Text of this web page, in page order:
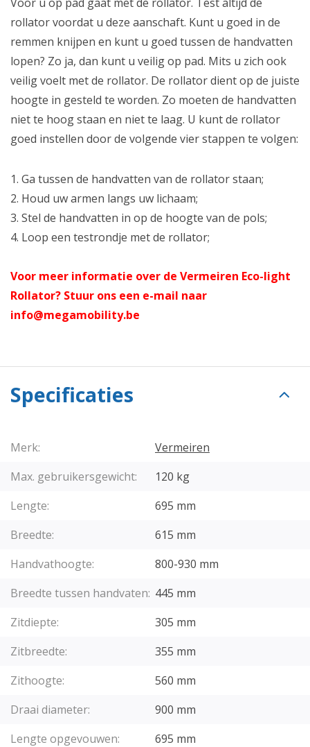
rollator voordat u deze aanschaft. Kunt u goed in de
remmen knijpen en kunt u goed tussen de handvatten
lopen? Zo ja, dan kunt u veilig op pad. Mits u zich ook
veilig voelt met de rollator. De rollator dient op de juiste
hoogte in gesteld te worden. Zo moeten de handvatten
niet te hoog staan en niet te laag. U kunt de rollator
goed instellen door de volgende vier stappen te volgen:
1. Ga tussen de handvatten van de rollator staan;
2. Houd uw armen langs uw lichaam;
3. Stel de handvatten in op de hoogte van de pols;
4. Loop een testrondje met de rollator;
Voor meer informatie over de Vermeiren Eco-light
Rollator? Stuur ons een e-mail naar
info@megamobility.be
Specificaties
Merk:
Vermeiren
Max. gebruikersgewicht:
120 kg
Lengte:
695 mm
Breedte:
615 mm
Handvathoogte:
800-930 mm
Breedte tussen handvaten: 445 mm
Zitdiepte:
305 mm
Zitbreedte:
355 mm
Zithoogte:
560 mm
Draai diameter:
900 mm
Lengte opgevouwen:
695 mm